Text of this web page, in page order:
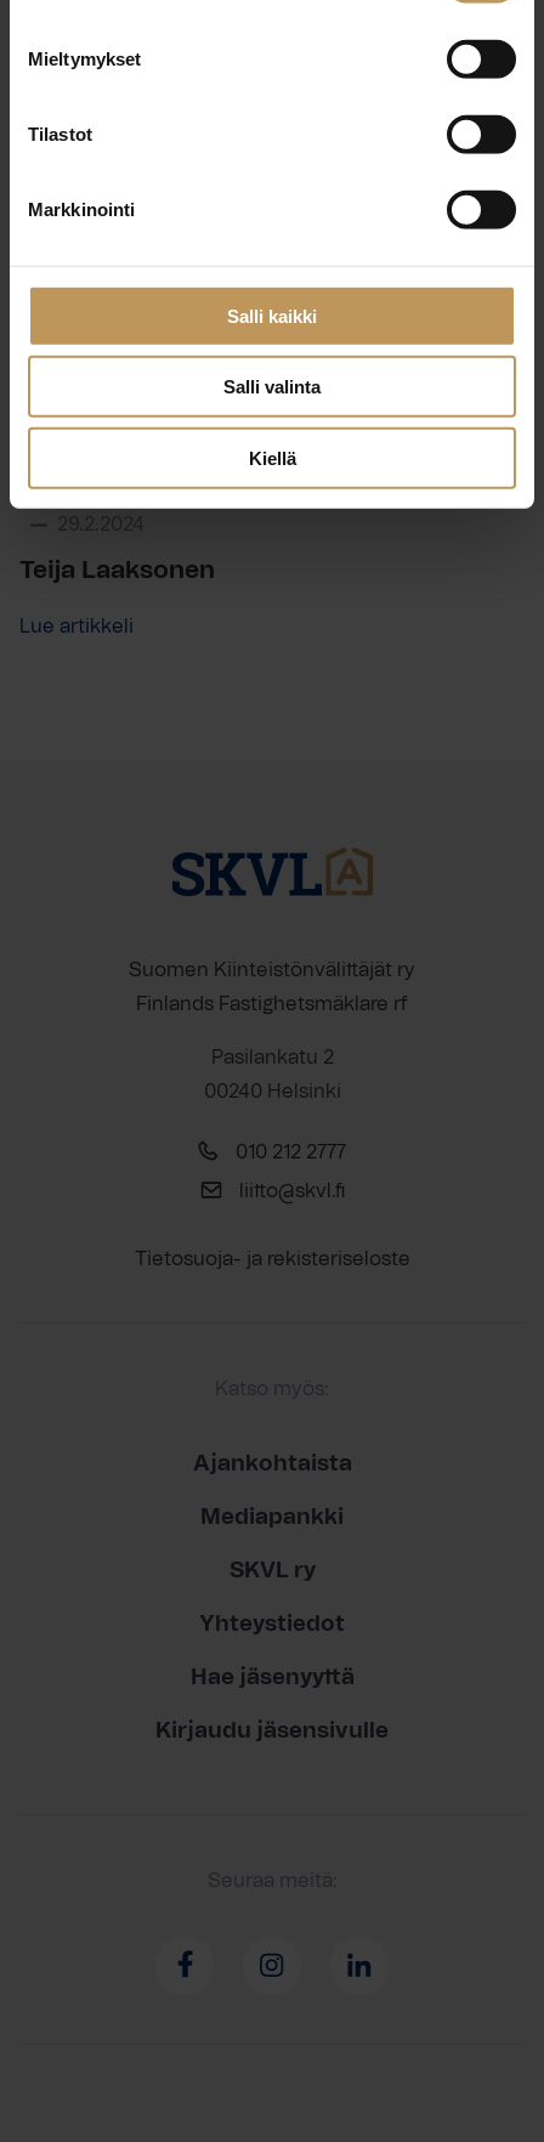
Mieltymykset
Tilastot
Markkinointi
Salli kaikki
Salli valinta
Kiellä
Lue artikkeli
29.2.2024
Teija Laaksonen
Lue artikkeli
Suomen Kiinteistönvälittäjät ry
Finlands Fastighetsmäklare rf
Pasilankatu 2
00240 Helsinki
010 212 2777
liitto@skvl.fi
Tietosuoja- ja rekisteriseloste
Katso myös:
Ajankohtaista
Mediapankki
SKVL ry
Yhteystiedot
Hae jäsenyyttä
Kirjaudu jäsensivulle
Seuraa meitä: